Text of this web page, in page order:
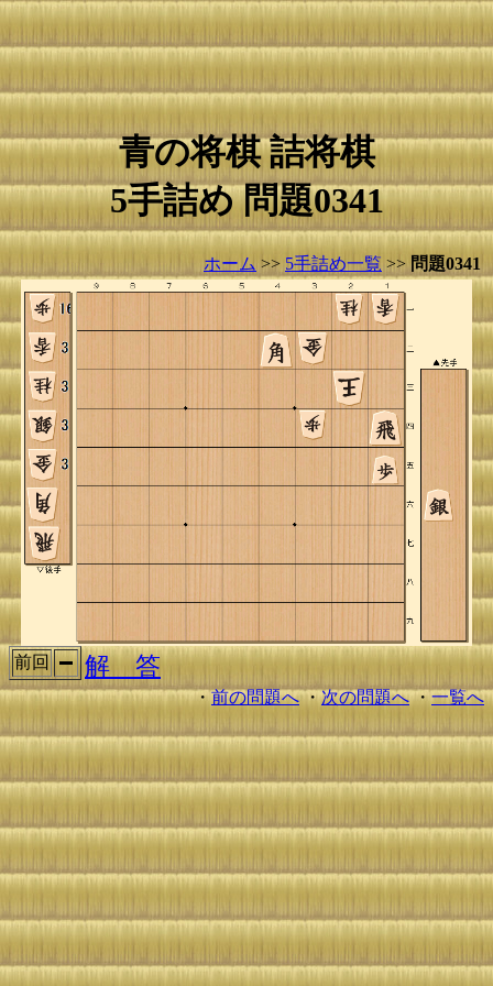
青の将棋 詰将棋
5手詰め 問題0341
ホーム >> 5手詰め一覧 >> 問題0341
前回 解 答
・前の問題へ・次の問題へ・一覧へ